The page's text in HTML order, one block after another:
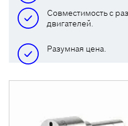
Cовместимость с
двигателей.
Разумная цена.